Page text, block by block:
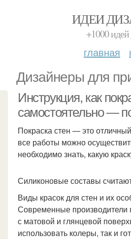
ИДЕИ
+1000
главная
Дизайнеры для
Инструкция, как
самостоятельно —
Покраска стен — это
все работы можно
необходимо знать, какую
Силиконовые составы
Виды красок для стен и их
Современные производители
с матовой и глянцевой
использовать колеры, так и